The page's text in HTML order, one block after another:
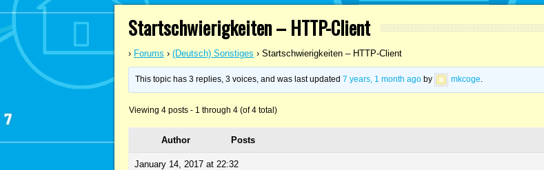
Startschwierigkeiten – HTTP-Client
› Forums › (Deutsch) Sonstiges › Startschwierigkeiten – HTTP-Client
This topic has 3 replies, 3 voices, and was last updated7 years, 1 month ago by mkcoge.
Viewing 4 posts - 1 through 4 (of 4 total)
Author Posts
January 14, 2017 at 22:32